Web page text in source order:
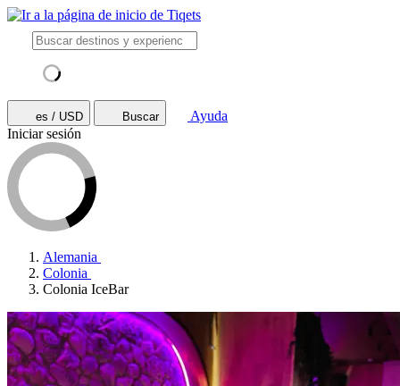
es / USD Buscar
Ayuda
Iniciar sesión
Alemania
Colonia
Colonia IceBar